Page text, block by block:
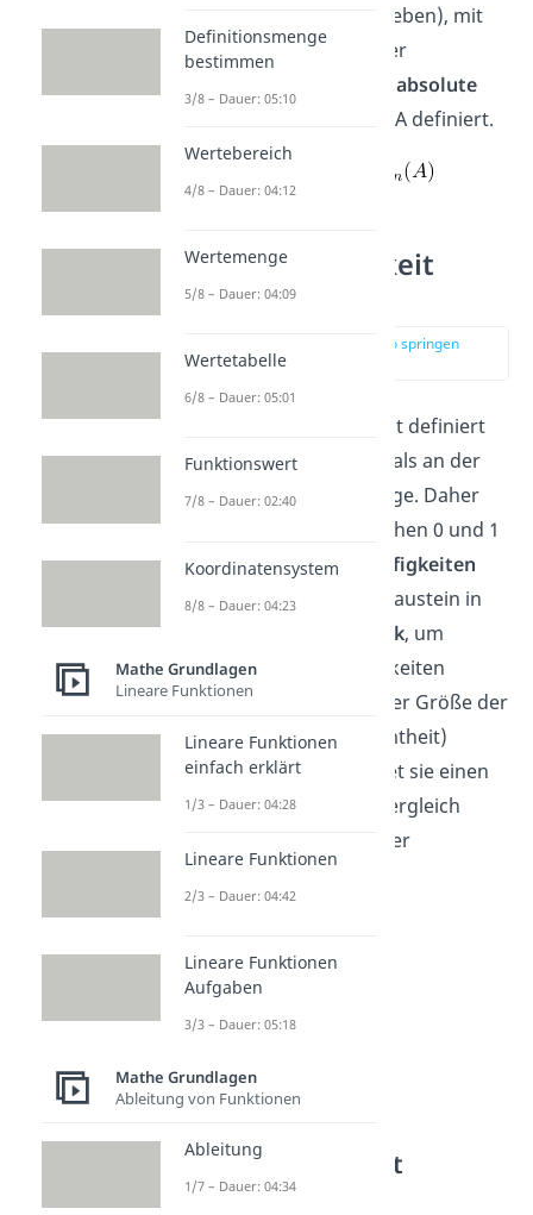
mit H beschrieben), mit
der ein Merkmal A in einer
absolute
von Merkmal A definiert.
Relative Häufigkeit
Definition
zur Stelle im Video springen
(00:39)
ist definiert
als der Anteil des Merkmals an der
zugrundeliegenden Menge. Daher
kann sie nur Werte zwischen 0 und 1
annehmen.Relative Häufigkeiten
fungieren als wichtiger Baustein in
deskriptiven Statistik, um
Verteilungen von Häufigkeiten
unabhängig von n also der Größe der
Stichprobe (Grundgesamtheit)
darzustellen. Damit leistet sie einen
wichtigen Beitrag zum Vergleich
zweier verschieden großer
Grundgesamtheiten.
Relative Häufigkeit
berechnen
Definitionsmenge
bestimmen
3/8 – Dauer: 05:10
Wertebereich
4/8 – Dauer: 04:12
Wertemenge
5/8 – Dauer: 04:09
Wertetabelle
6/8 – Dauer: 05:01
Funktionswert
7/8 – Dauer: 02:40
Koordinatensystem
8/8 – Dauer: 04:23
Mathe Grundlagen
Lineare Funktionen
Lineare Funktionen
einfach erklärt
1/3 – Dauer: 04:28
Lineare Funktionen
2/3 – Dauer: 04:42
Lineare Funktionen
Aufgaben
3/3 – Dauer: 05:18
Mathe Grundlagen
Ableitung von Funktionen
Ableitung
1/7 – Dauer: 04:34